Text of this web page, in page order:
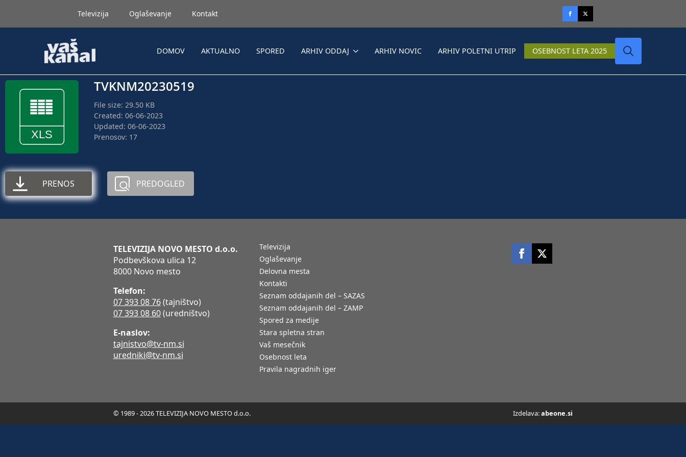
Televizija Oglaševanje Kontakt
DOMOV AKTUALNO SPORED ARHIV ODDAJ ARHIV NOVIC ARHIV POLETNI UTRIP OSEBNOST LETA 2025
TVKNM20230519
File size: 29.50 KB
Created: 06-06-2023
Updated: 06-06-2023
Prenosov: 17
PRENOS PREDOGLED
TELEVIZIJA NOVO MESTO d.o.o.
Podbevškova ulica 12
8000 Novo mesto
Telefon:
07 393 08 76(tajništvo)
07 393 08 60(uredništvo)
E-naslov:
tajnistvo@tv-nm.si
uredniki@tv-nm.si
Televizija
Oglaševanje
Delovna mesta
Kontakti
Seznam oddajanih del – SAZAS
Seznam oddajanih del – ZAMP
Spored za medije
Stara spletna stran
Vaš mesečnik
Osebnost leta
Pravila nagradnih iger
© 1989 - 2026 TELEVIZIJA NOVO MESTO d.o.o. Izdelava:abeone.si